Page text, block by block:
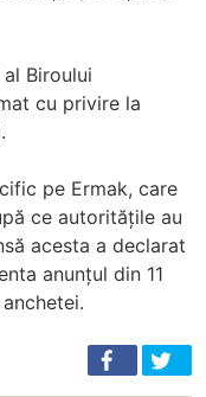
Biroului
cu privire la
pe Ermak, care
ce autoritățile au
acesta a declarat
anunțul din 11